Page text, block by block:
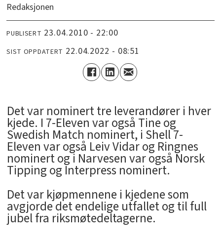
Redaksjonen
PUBLISERT 23.04.2010 - 22:00
SIST OPPDATERT 22.04.2022 - 08:51
Det var nominert tre leverandører i hver
kjede. I 7-Eleven var også Tine og
Swedish Match nominert, i Shell 7-
Eleven var også Leiv Vidar og Ringnes
nominert og i Narvesen var også Norsk
Tipping og Interpress nominert.
Det var kjøpmennene i kjedene som
avgjorde det endelige utfallet og til full
jubel fra riksmøtedeltagerne.